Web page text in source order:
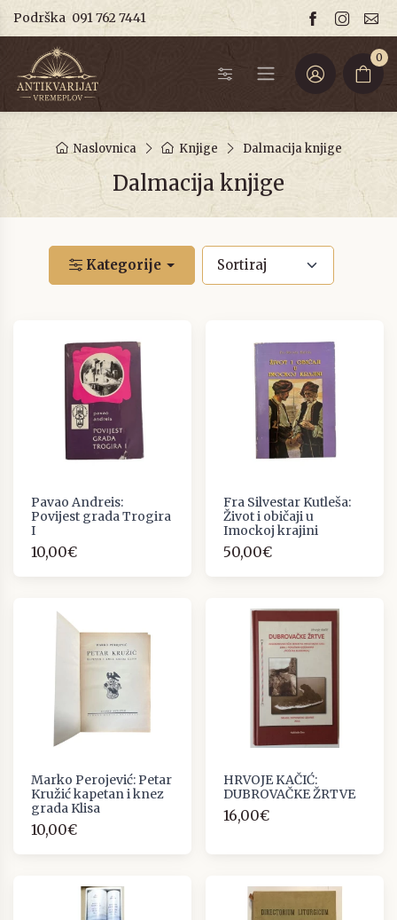
Podrška 091 762 7441
0
Naslovnica Knjige Dalmacija knjige
Dalmacija knjige
Kategorije
Pavao Andreis:
Povijest grada Trogira
I
10,00€
Fra Silvestar Kutleša:
Život i običaji u
Imockoj krajini
50,00€
Marko Perojević: Petar
Kružić kapetan i knez
grada Klisa
10,00€
HRVOJE KAČIĆ:
DUBROVAČKE ŽRTVE
16,00€